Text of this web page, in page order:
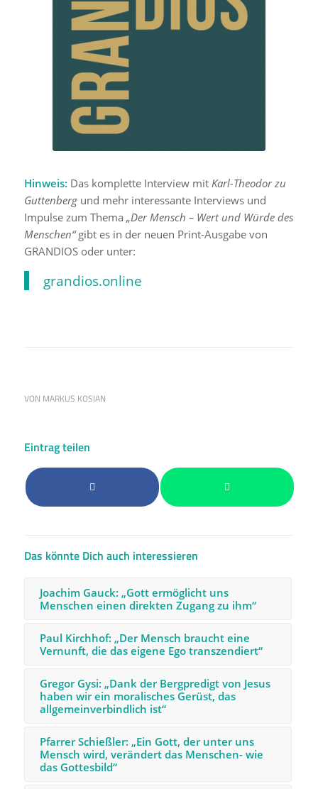
Hinweis: Das komplette Interview mit Karl-Theodor zu
Guttenbergund mehr interessante Interviews und
Impulse zum Thema „Der Mensch – Wert und Würde des
Menschen“gibt es in der neuen Print-Ausgabe von
GRANDIOS oder unter:
grandios.online
VON MARKUS KOSIAN
Eintrag teilen
Das könnte Dich auch interessieren
Joachim Gauck: „Gott ermöglicht uns
Menschen einen direkten Zugang zu ihm“
Paul Kirchhof: „Der Mensch braucht eine
Vernunft, die das eigene Ego transzendiert“
Gregor Gysi: „Dank der Bergpredigt von Jesus
haben wir ein moralisches Gerüst, das
allgemeinverbindlich ist“
Pfarrer Schießler: „Ein Gott, der unter uns
Mensch wird, verändert das Menschen- wie
das Gottesbild“